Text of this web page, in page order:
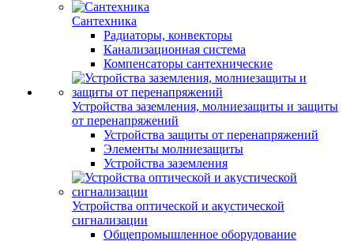
Сантехника
Радиаторы, конвекторы
Канализационная система
Компенсаторы сантехнические
Устройства заземления, молниезащиты и защиты
от перенапряжений
Устройства защиты от перенапряжений
Элементы молниезащиты
Устройства заземления
Устройства оптической и акустической
сигнализации
Общепромышленное оборудование